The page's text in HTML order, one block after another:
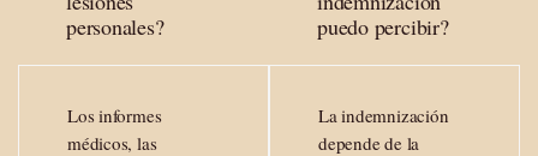
personales?
Los informes
médicos, las
puedo percibir?
La indemnización
depende de la